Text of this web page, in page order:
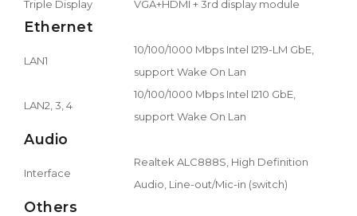
Triple Display VGA+HDMI + 3rd display module
Ethernet
LAN1
10/100/1000 Mbps Intel I219-LM GbE,
support Wake On Lan
LAN2, 3, 4
10/100/1000 Mbps Intel I210 GbE,
support Wake On Lan
Audio
Interface
Realtek ALC888S, High Definition
Audio, Line-out/Mic-in (switch)
Others